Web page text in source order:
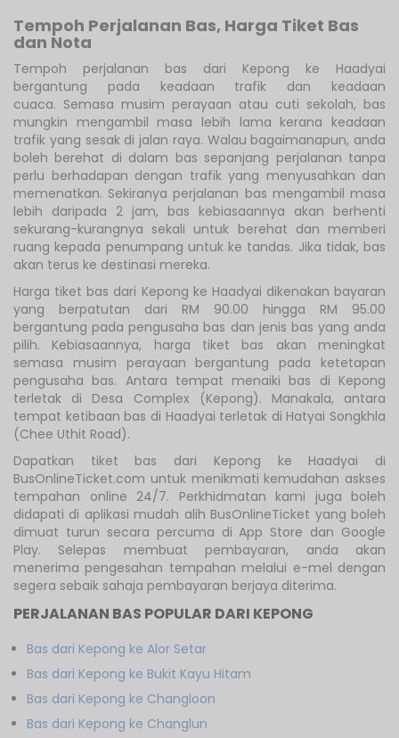
Tempoh Perjalanan Bas, Harga Tiket Bas
dan Nota
Tempoh perjalanan bas dari Kepong ke Haadyai
bergantung pada keadaan trafik dan keadaan
cuaca. Semasa musim perayaan atau cuti sekolah, bas
mungkin mengambil masa lebih lama kerana keadaan
trafik yang sesak di jalan raya. Walau bagaimanapun, anda
boleh berehat di dalam bas sepanjang perjalanan tanpa
perlu berhadapan dengan trafik yang menyusahkan dan
memenatkan. Sekiranya perjalanan bas mengambil masa
lebih daripada 2 jam, bas kebiasaannya akan berhenti
sekurang-kurangnya sekali untuk berehat dan memberi
ruang kepada penumpang untuk ke tandas. Jika tidak, bas
akan terus ke destinasi mereka.
Harga tiket bas dari Kepong ke Haadyai dikenakan bayaran
yang berpatutan dari RM 90.00 hingga RM 95.00
bergantung pada pengusaha bas dan jenis bas yang anda
pilih. Kebiasaannya, harga tiket bas akan meningkat
semasa musim perayaan bergantung pada ketetapan
pengusaha bas. Antara tempat menaiki bas di Kepong
terletak di Desa Complex (Kepong). Manakala, antara
tempat ketibaan bas di Haadyai terletak di Hatyai Songkhla
(Chee Uthit Road).
Dapatkan tiket bas dari Kepong ke Haadyai di
BusOnlineTicket.com untuk menikmati kemudahan askses
tempahan online 24/7. Perkhidmatan kami juga boleh
didapati di aplikasi mudah alih BusOnlineTicket yang boleh
dimuat turun secara percuma di App Store dan Google
Play. Selepas membuat pembayaran, anda akan
menerima pengesahan tempahan melalui e-mel dengan
segera sebaik sahaja pembayaran berjaya diterima.
PERJALANAN BAS POPULAR DARI KEPONG
Bas dari Kepong ke Alor Setar
Bas dari Kepong ke Bukit Kayu Hitam
Bas dari Kepong ke Changloon
Bas dari Kepong ke Changlun